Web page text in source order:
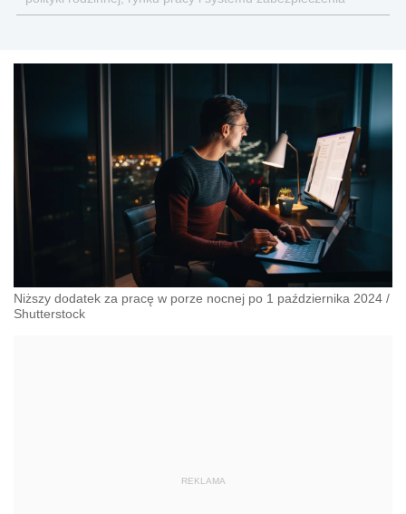
społecznego.
Niższy dodatek za pracę w porze nocnej po 1 października 2024 /
Shutterstock